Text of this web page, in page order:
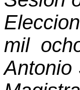
mil
Antonio